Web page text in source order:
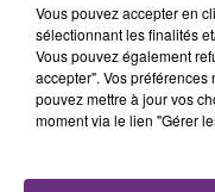
Vous pouvez accepter en
sélectionnant les finalités
Vous pouvez également
accepter". Vos
pouvez mettre à jour vos
moment via le lien "Gérer